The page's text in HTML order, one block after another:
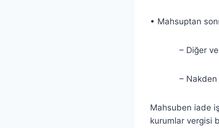
• Mahsuptan
– Diğer vergi
– Nakden
Mahsuben iade
kurumlar vergisi